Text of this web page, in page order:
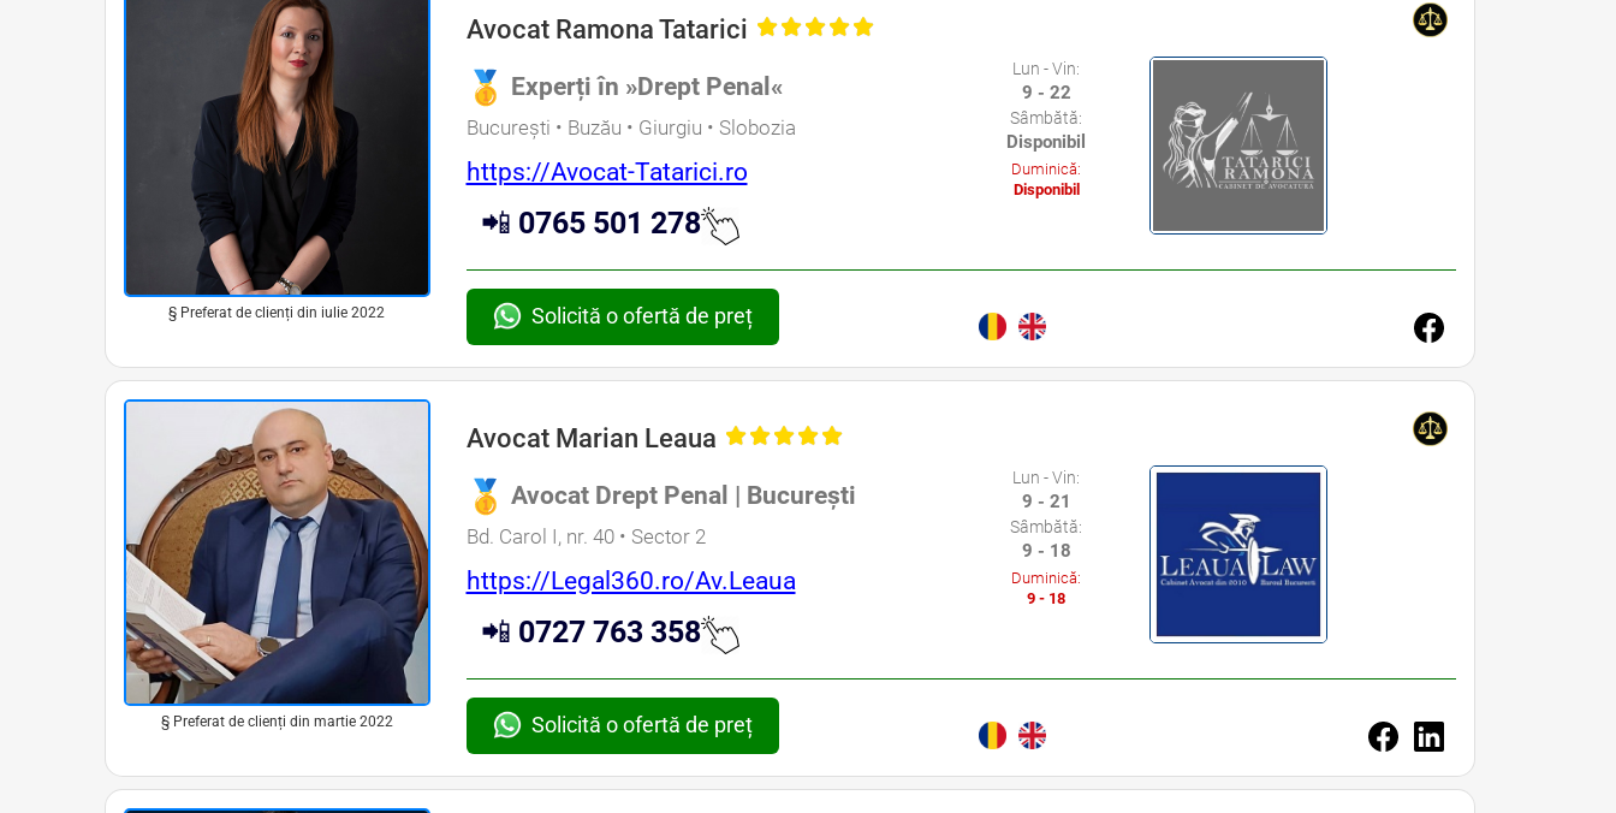
§ Preferat de clienți din iulie 2022
Avocat Ramona Tatarici
Experți în »Drept Penal«
București • Buzău • Giurgiu • Slobozia
https://Avocat-Tatarici.ro
📲 0765 501 278
Lun - Vin:
9 - 22
Sâmbătă:
Disponibil
Duminică:
Disponibil
Solicită o ofertă de preț
§ Preferat de clienți din martie 2022
Avocat Marian Leaua
Avocat Drept Penal | București
Bd. Carol I, nr. 40 • Sector 2
https://Legal360.ro/Av.Leaua
📲 0727 763 358
Lun - Vin:
9 - 21
Sâmbătă:
9 - 18
Duminică:
9 - 18
Solicită o ofertă de preț